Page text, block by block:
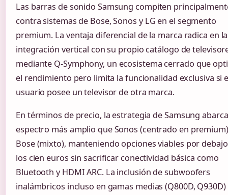
Las barras de sonido Samsung compiten
contra sistemas de Bose, Sonos y LG en el segmento
premium. La ventaja diferencial de la marca radica en la
integración vertical con su propio catálogo de
mediante Q-Symphony, un ecosistema cerrado que
el rendimiento pero limita la funcionalidad exclusiva si
usuario posee un televisor de otra marca.
En términos de precio, la estrategia de Samsung
espectro más amplio que Sonos (centrado en
Bose (mixto), manteniendo opciones viables por
los cien euros sin sacrificar conectividad básica como
Bluetooth y HDMI ARC. La inclusión de subwoofers
inalámbricos incluso en gamas medias (Q800D, Q930D)